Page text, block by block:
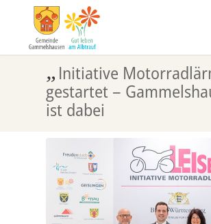
„ Initiative
gestartet –
ist dabei